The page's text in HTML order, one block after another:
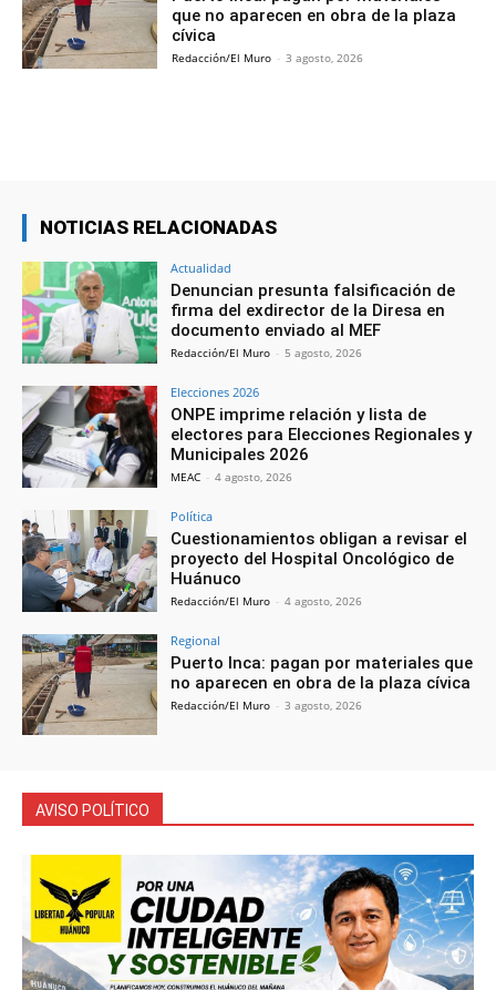
que no aparecen en obra de la plaza
cívica
Redacción/El Muro - 3 agosto, 2026
NOTICIAS RELACIONADAS
Actualidad
Denuncian presunta falsificación de
firma del exdirector de la Diresa en
documento enviado al MEF
Redacción/El Muro - 5 agosto, 2026
Elecciones 2026
ONPE imprime relación y lista de
electores para Elecciones Regionales y
Municipales 2026
MEAC - 4 agosto, 2026
Política
Cuestionamientos obligan a revisar el
proyecto del Hospital Oncológico de
Huánuco
Redacción/El Muro - 4 agosto, 2026
Regional
Puerto Inca: pagan por materiales que
no aparecen en obra de la plaza cívica
Redacción/El Muro - 3 agosto, 2026
AVISO POLÍTICO